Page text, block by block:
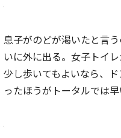
息子がのどが渇いたと言
いに外に出る。女子トイ
少し歩いてもよいなら、
ったほうがトータルでは早